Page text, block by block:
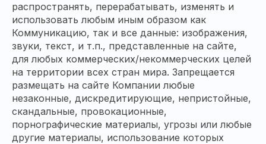
распространять, перерабатывать, изменять и
использовать любым иным образом как
Коммуникацию, так и все данные: изображения,
звуки, текст, и т.п., представленные на сайте,
для любых коммерческих/некоммерческих целей
на территории всех стран мира. Запрещается
размещать на сайте Компании любые
незаконные, дискредитирующие, непристойные,
скандальные, провокационные,
порнографические материалы, угрозы или любые
другие материалы, использование которых